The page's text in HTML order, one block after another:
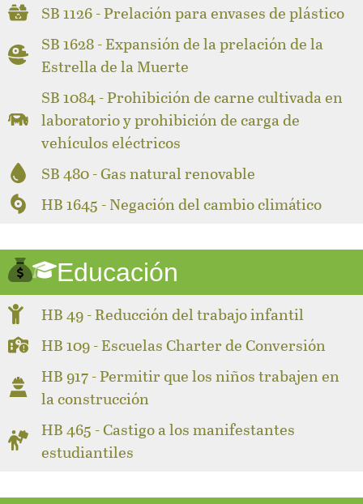
SB 1126 - Prelación para envases de plástico
SB 1628 - Expansión de la prelación de la
Estrella de la Muerte
SB 1084 - Prohibición de carne cultivada en
laboratorio y prohibición de carga de
vehículos eléctricos
SB 480 - Gas natural renovable
HB 1645 - Negación del cambio climático
Educación
HB 49 - Reducción del trabajo infantil
HB 109 - Escuelas Charter de Conversión
HB 917 - Permitir que los niños trabajen en
la construcción
HB 465 - Castigo a los manifestantes
estudiantiles